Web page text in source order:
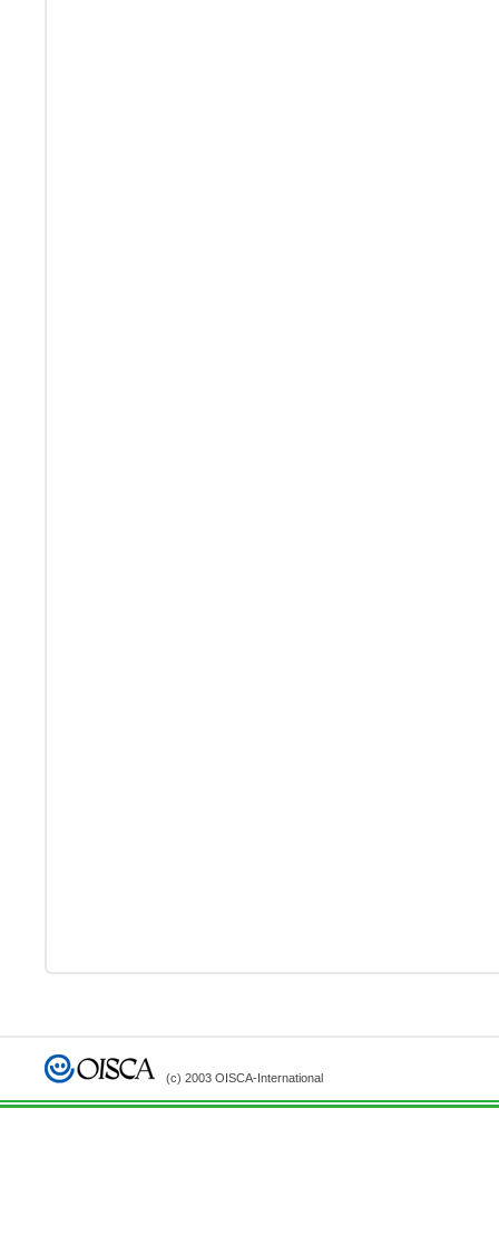
(c) 2003 OISCA-International